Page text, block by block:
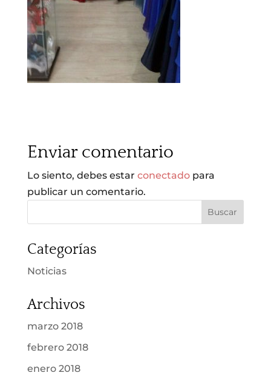
Enviar comentario
Lo siento, debes estar conectadopara
publicar un comentario.
Categorías
Noticias
Archivos
marzo 2018
febrero 2018
enero 2018